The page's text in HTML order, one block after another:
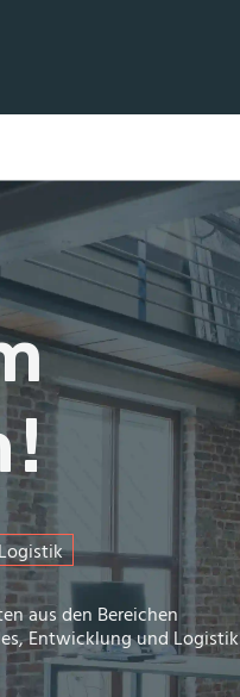
Logistik
aus den Bereichen
Entwicklung und Logistik